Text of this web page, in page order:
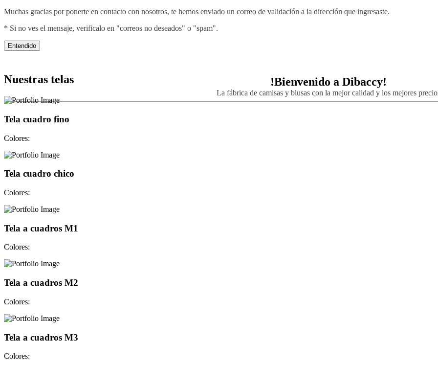
Muchas gracias por ponerte en contacto con nosotros, te hemos enviado un correo de validación a la dirección que ingresaste.
* Si no ves el mensaje, verificalo en "correos no deseados" o "spam".
Entendido
!Bienvenido a Dibaccy!
La fábrica de camisas y blusas con la mejor calidad y los mejores
Nuestras telas
Tela cuadro fino
Colores:
Tela cuadro chico
Colores:
Tela a cuadros M1
Colores:
Tela a cuadros M2
Colores:
Tela a cuadros M3
Colores: